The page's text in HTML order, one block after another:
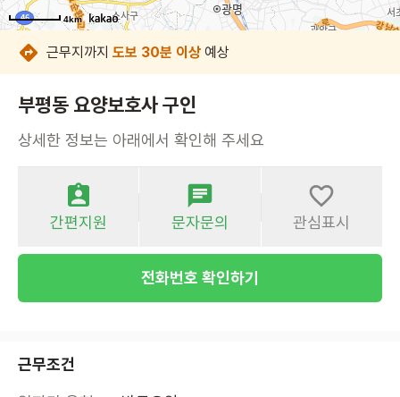
4km
4km
4km
4km
4km
4km
4km
4km
근무지까지 도보 30분 이상 예상
부평동 요양보호사 구인
상세한 정보는 아래에서 확인해 주세요
간편지원 문자문의 관심표시
전화번호 확인하기
근무조건